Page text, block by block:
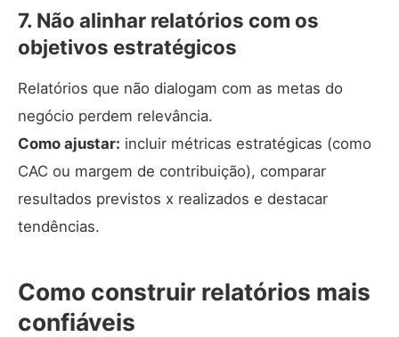
7. Não alinhar relatórios com os
objetivos estratégicos
Relatórios que não dialogam com as metas do
negócio perdem relevância.
Como ajustar: incluir métricas estratégicas (como
CAC ou margem de contribuição), comparar
resultados previstos x realizados e destacar
tendências.
Como construir relatórios mais
confiáveis